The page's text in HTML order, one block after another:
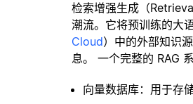
检索增强生成（
潮流。它将预训练的大
Cloud）中的外部知识
息。 一个完整的 RAG
向量数据库：用于存